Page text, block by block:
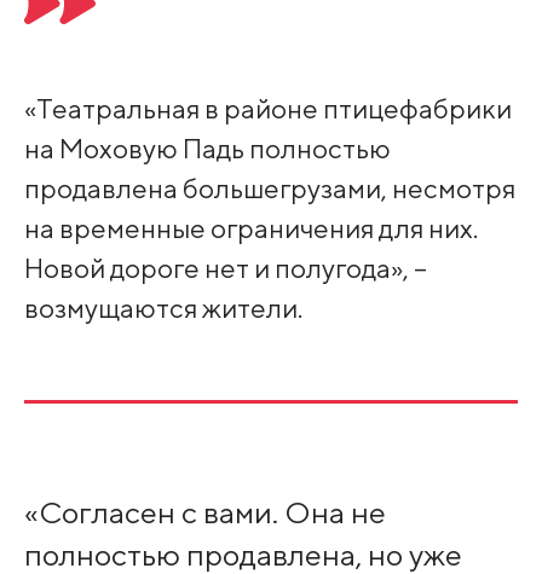
«Театральная в районе птицефабрики
на Моховую Падь полностью
продавлена большегрузами, несмотря
на временные ограничения для них.
Новой дороге нет и полугода», –
возмущаются жители.
«Согласен с вами. Она не
полностью продавлена, но уже